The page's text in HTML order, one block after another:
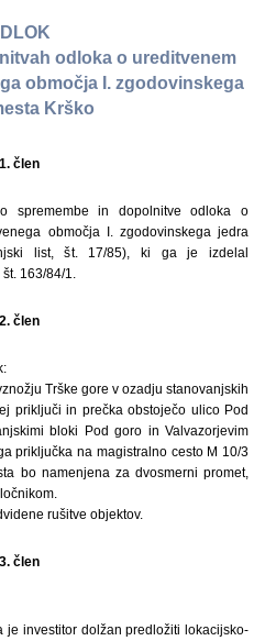
odloka o ureditvenem
območja I. zgodovinskega
Krško
1. člen
spremembe in dopolnitve odloka o
območja I. zgodovinskega jedra
list, št. 17/85), ki ga je izdelal
163/84/1.
2. člen
Trške gore v ozadju stanovanjskih
priključi in prečka obstoječo ulico Pod
bloki Pod goro in Valvazorjevim
priključka na magistralno cesto M 10/3
bo namenjena za dvosmerni promet,
rušitve objektov.
3. člen
investitor dolžan predložiti lokacijsko-